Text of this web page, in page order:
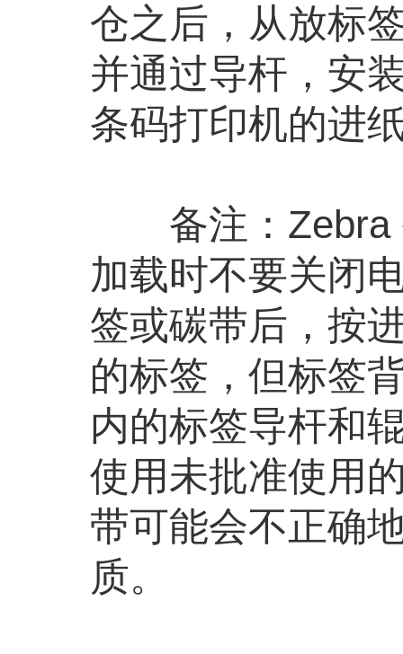
仓之后，从放标
并通过导杆，安
条码打印机的进
备注：Zebra
加载时不要关闭
签或碳带后，按
的标签，但标签
内的标签导杆和
使用未批准使用
带可能会不正确
质。